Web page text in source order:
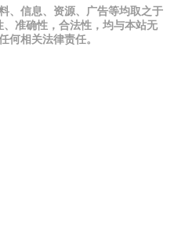
、信息、资源、广告等均取之于
准确性，合法性，均与本站无
何相关法律责任。